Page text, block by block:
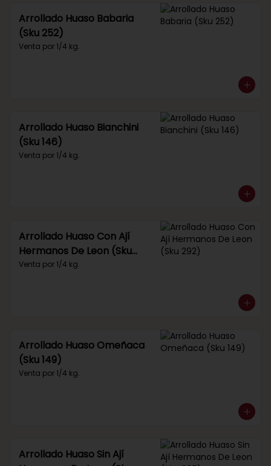
Arrollado Huaso Babaria
(Sku 252)
Venta por 1/4 kg.
Arrollado Huaso Bianchini
(Sku 146)
Venta por 1/4 kg.
Arrollado Huaso Con Ají
Hermanos De Leon (Sku
292)
Venta por 1/4 kg.
Arrollado Huaso Omeñaca
(Sku 149)
Venta por 1/4 kg.
Arrollado Huaso Sin Ají